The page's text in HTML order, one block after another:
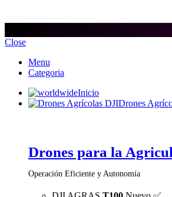
Close
Menu
Categoria
Inicio
Drones
Drones para la
Operación Eficiente y Autonomía